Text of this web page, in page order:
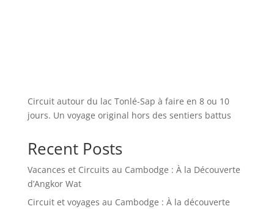
Circuit autour du lac Tonlé-Sap à faire en 8 ou 10
jours. Un voyage original hors des sentiers battus
Recent Posts
Vacances et Circuits au Cambodge : À la Découverte
d’Angkor Wat
Circuit et voyages au Cambodge : À la découverte